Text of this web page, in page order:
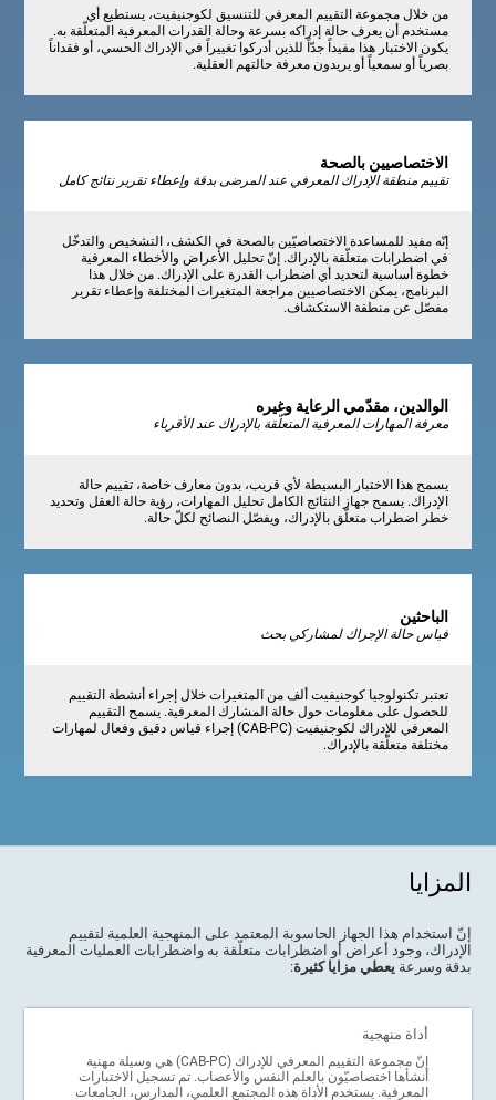
من خلال مجموعة التقييم المعرفي للتنسيق لكوجنيفيت، يستطيع أي
مستخدم أن يعرف حالة إدراكه بسرعة وحالة القدرات المعرفية المتعلّقة به.
يكون الاختبار هذا مفيداً جدّاً للذين أدركوا تغييراً في الإدراك الحسي، أو فقداناً
بصرياً أو سمعياً أو يريدون معرفة حالتهم العقلية.
الاختصاصيين بالصحة
تقييم منطقة الإدراك المعرفي عند المرضى بدقة وإعطاء تقرير نتائج كامل
إنّه مفيد للمساعدة الاختصاصيّين بالصحة في الكشف، التشخيص والتدخّل
في اضطرابات متعلّقة بالإدراك. إنّ تحليل الأعراض والأخطاء المعرفية
خطوة أساسية لتحديد أي اضطراب القدرة على الإدراك. من خلال هذا
البرنامج، يمكن الاختصاصيين مراجعة المتغيرات المختلفة وإعطاء تقرير
مفصّل عن منطقة الاستكشاف.
الوالدين، مقدّمي الرعاية وغيره
معرفة المهارات المعرفية المتعلّقة بالإدراك عند الأقرباء
يسمح هذا الاختبار البسيطة لأي قريب، بدون معارف خاصة، تقييم حالة
الإدراك. يسمح جهاز النتائج الكامل تحليل المهارات، رؤية حالة العقل وتحديد
خطر اضطراب متعلّق بالإدراك، ويفصّل النصائح لكلّ حالة.
الباحثين
فياس حالة الإجراك لمشاركي بحث
تعتبر تكنولوجيا كوجنيفيت ألف من المتغيرات خلال إجراء أنشطة التقييم
للحصول على معلومات حول حالة المشارك المعرفية. يسمح التقييم
المعرفي للإدراك لكوجنيفيت (CAB-PC) إجراء قياس دقيق وفعال لمهارات
مختلفة متعلّقة بالإدراك.
المزايا
إنّ استخدام هذا الجهاز الحاسوبة المعتمد على المنهجية العلمية لتقييم
الإدراك، وجود أعراض أو اضطرابات متعلّقة به واضطرابات العمليات المعرفية
بدقة وسرعة يعطي مزايا كثيرة:
أداة منهجية
إنّ مجموعة التقييم المعرفي للإدراك (CAB-PC) هي وسيلة مهنية
أنشأها اختصاصيّون بالعلم النفس والأعصاب. تم تسجيل الاختبارات
المعرفية. يستخدم الأداة هذه المجتمع العلمي، المدارس، الجامعات